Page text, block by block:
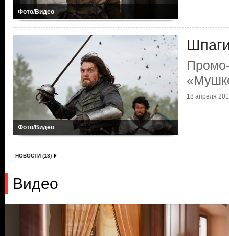
Фото/Видео
Фото/Видео
18 апреля
НОВОСТИ (13)
Видео